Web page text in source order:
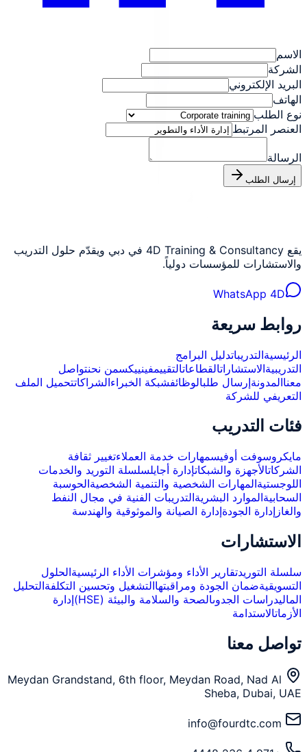
الاسم
الشركة
البريد الإلكتروني
الهاتف
نوع الطلب
العنصر المرتبط
الرسالة
إرسال الطلب
يقع 4D Training & Consultancy في دبي ويقدّم حلول التدريب
والاستشارات للمؤسسات دولياً.
WhatsApp 4D
روابط سريعة
الرئيسيةالتدريباتدليل البرامج
التدريبيةالاستشاراتالقطاعاتالتقييمفينييكسمن نحنتواصل
معناالمدونةإرسال طلبالوظائفشبكة الخبراءالشراكاتتحميل الملف
التعريفي للشركة
فئات التدريب
مايكروسوفت أوفيسمهارات خدمة العملاءتغيير ثقافة
الشركاتالأجهزة والشبكاتإدارة أجايلسلسلة التوريد والخدمات
اللوجستيةالمهارات الشخصية والتنمية الشخصيةالحوسبة
السحابيةالموارد البشريةالتدريبات الفنية في مجال النفط
والغاز إدارة الجودةإدارة الصيانة والموثوقية والهندسة
الاستشارات
سلسلة التوريدتقارير الأداء ومؤشرات الأداء الرئيسيةالحلول
التسويقيةضمان الجودة ومراقبتهاالتشغيل وتحسين التكلفةالتحليل
الماليدراسات الجدوىالصحة والسلامة والبيئة (HSE)
إدارة
الأزماتالاستدامة
تواصل معنا
Meydan Grandstand, 6th floor, Meydan Road, Nad Al
Sheba, Dubai, UAE
info@fourdtc.com